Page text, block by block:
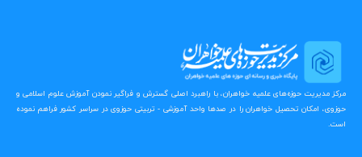
مرکز مدیریت حوزه‌های علمیه خواهران، با راهبرد اصلی گسترش و فراگیر نمودن آموزش علوم اسلامی و
حوزوی، امکان تحصیل خواهران را در صدها واحد آموزشی - تربیتی حوزوی در سراسر کشور فراهم نموده
است.